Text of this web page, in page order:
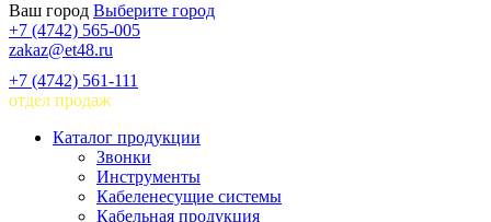
Ваш город Выберите город
+7 (4742) 565-005
zakaz@et48.ru
+7 (4742) 561-111
отдел продаж
Каталог продукции
Звонки
Инструменты
Кабеленесущие системы
Кабельная продукция